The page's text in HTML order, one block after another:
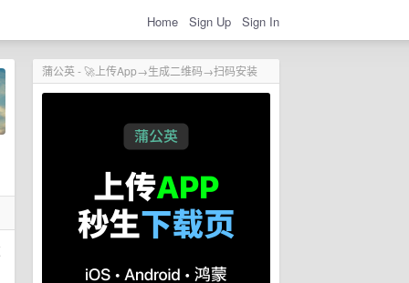
Home Sign Up Sign In
蒲公英 - 🚀上传App→生成二维码→扫码安装